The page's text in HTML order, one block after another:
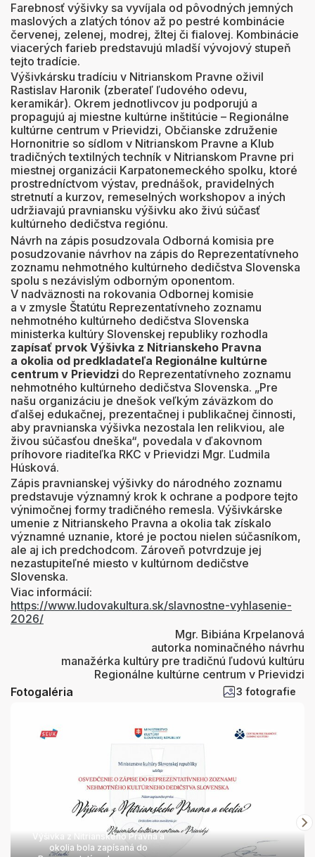
Farebnosť výšivky sa vyvíjala od pôvodných jemných
maslových a zlatých tónov až po pestré kombinácie
červenej, zelenej, modrej, žltej či fialovej. Kombinácie
viacerých farieb predstavujú mladší vývojový stupeň
tejto tradície.
Výšivkársku tradíciu v Nitrianskom Pravne oživil
Rastislav Haronik (zberateľ ľudového odevu,
keramikár). Okrem jednotlivcov ju podporujú a
propagujú aj miestne kultúrne inštitúcie – Regionálne
kultúrne centrum v Prievidzi, Občianske združenie
Hornonitrie so sídlom v Nitrianskom Pravne a Klub
tradičných textilných techník v Nitrianskom Pravne pri
miestnej organizácii Karpatonemeckého spolku, ktoré
prostredníctvom výstav, prednášok, pravidelných
stretnutí a kurzov, remeselných workshopov a iných
udržiavajú pravniansku výšivku ako živú súčasť
kultúrneho dedičstva regiónu.
Návrh na zápis posudzovala Odborná komisia pre
posudzovanie návrhov na zápis do Reprezentatívneho
zoznamu nehmotného kultúrneho dedičstva Slovenska
spolu s nezávislým odborným oponentom.
V nadväznosti na rokovania Odbornej komisie
a v zmysle Štatútu Reprezentatívneho zoznamu
nehmotného kultúrneho dedičstva Slovenska
ministerka kultúry Slovenskej republiky rozhodla
zapísať prvok Výšivka z Nitrianskeho Pravna
a okolia od predkladateľa Regionálne kultúrne
centrum v Prievidzi do Reprezentatívneho zoznamu
nehmotného kultúrneho dedičstva Slovenska. „Pre
našu organizáciu je dnešok veľkým záväzkom do
ďalšej edukačnej, prezentačnej i publikačnej činnosti,
aby pravnianska výšivka nezostala len relikviou, ale
živou súčasťou dneška“, povedala v ďakovnom
príhovore riaditeľka RKC v Prievidzi Mgr. Ľudmila
Húsková.
Zápis pravnianskej výšivky do národného zoznamu
predstavuje významný krok k ochrane a podpore tejto
výnimočnej formy tradičného remesla. Výšivkárske
umenie z Nitrianskeho Pravna a okolia tak získalo
významné uznanie, ktoré je poctou nielen súčasníkom,
ale aj ich predchodcom. Zároveň potvrdzuje jej
nezastupiteľné miesto v kultúrnom dedičstve
Slovenska.
Viac informácií:
https://www.ludovakultura.sk/slavnostne-vyhlasenie-
2026/
Mgr. Bibiána Krpelanová
autorka nominačného návrhu
manažérka kultúry pre tradičnú ľudovú kultúru
Regionálne kultúrne centrum v Prievidzi
Fotogaléria
3 fotografie
Výšivka z Nitrianskeho Pravna a
okolia bola zapísaná do